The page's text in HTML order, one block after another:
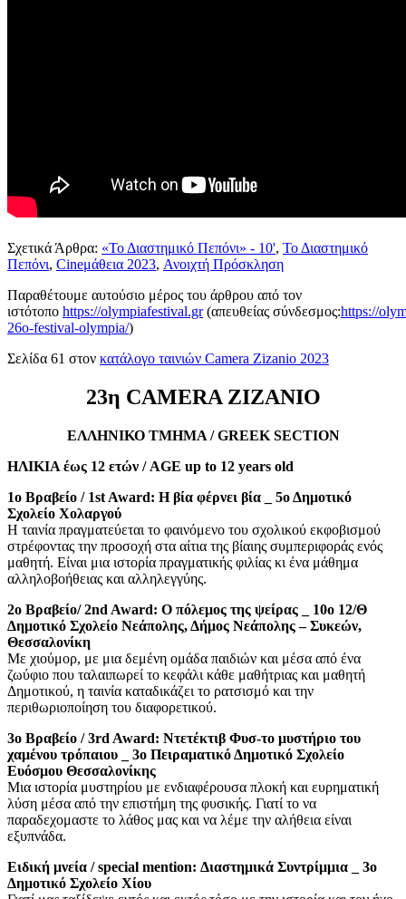
Σχετικά Άρθρα: «Το Διαστημικό Πεπόνι» - 10', Το Διαστημικό
Πεπόνι, Cineμάθεια 2023, Ανοιχτή Πρόσκληση
Παραθέτουμε αυτούσιο μέρος του άρθρου από τον
ιστότοπο https://olympiafestival.gr(απευθείας σύνδεσμος:https://
26o-festival-olympia/)
Σελίδα 61 στον κατάλογο ταινιών Camera Zizanio 2023
23η CAMERA ZIZANIO
ΕΛΛΗΝΙΚΟ ΤΜΗΜΑ / GREEK SECTION
ΗΛΙΚΙΑ έως 12 ετών / AGE up to 12 years old
1ο Βραβείο / 1st Award: Η βία φέρνει βία _ 5ο Δημοτικό
Σχολείο Χολαργού
Η ταινία πραγματεύεται το φαινόμενο του σχολικού εκφοβισμού
στρέφοντας την προσοχή στα αίτια της βίαιης συμπεριφοράς ενός
μαθητή. Είναι μια ιστορία πραγματικής φιλίας κι ένα μάθημα
αλληλοβοήθειας και αλληλεγγύης.
2o Βραβείο/ 2nd Award: Ο πόλεμος της ψείρας _ 10o 12/Θ
Δημοτικό Σχολείο Νεάπολης, Δήμος Νεάπολης – Συκεών,
Θεσσαλονίκη
Με χιούμορ, με μια δεμένη ομάδα παιδιών και μέσα από ένα
ζωύφιο που ταλαιπωρεί το κεφάλι κάθε μαθήτριας και μαθητή
Δημοτικού, η ταινία καταδικάζει το ρατσισμό και την
περιθωριοποίηση του διαφορετικού.
3ο Βραβείο / 3rd Award: Ντετέκτιβ Φυσ-το μυστήριο του
χαμένου τρόπαιου _ 3ο Πειραματικό Δημοτικό Σχολείο
Ευόσμου Θεσσαλονίκης
Μια ιστορία μυστηρίου με ενδιαφέρουσα πλοκή και ευρηματική
λύση μέσα από την επιστήμη της φυσικής. Γιατί το να
παραδεχομαστε το λάθος μας και να λέμε την αλήθεια είναι
εξυπνάδα.
Eιδική μνεία / special mention: Διαστημικά Συντρίμμια _ 3o
Δημοτικό Σχολείο Χίου